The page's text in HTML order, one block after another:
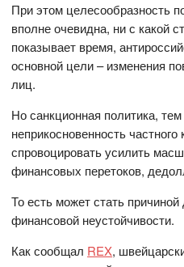
При этом целесообразность
вполне очевидна, ни с какой
показывает время,
основной цели – изменения
лиц.
Но санкционная политика,
неприкосновенность
спровоцировать усилить
финансовых перетоков,
То есть может стать
финансовой неустойчивости.
Как сообщал REX,